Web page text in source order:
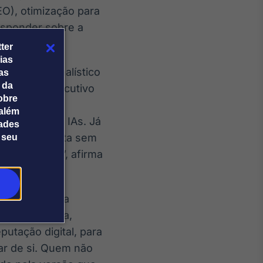
otimização para
sobre a
veículo jornalístico
do executivo
que não
e nas IAs. Já
na resposta sem
pontas”, afirma
tempo uma
conquistada,
digital, para
de si. Quem não